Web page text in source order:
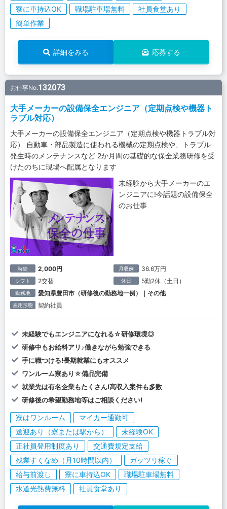
寮に車持込OK
職場駐車場無料
社員食堂あり
簡単作業
詳細をみる 応募する
お仕事No.132073
大手メーカーの設備保全エンジニア（定期点検や機器ト
ラブル対応）
大手メーカーの設備保全エンジニア（定期点検や機器トラブル対
応） 自動車・部品製造に使われる機械の定期点検や、トラブル
発生時のメンテナンスなど 2か月間の基礎的な保全業務研修を受
けたのちに現場へ配属となります
未経験から大手メーカーのエ
ンジニアに!今話題の設備保全
のお仕事
時給 2,000円 月収例 36.6万円
シフト 2交替 休日 5勤2休（土日）
勤務地 愛知県豊田市（研修後の勤務地一例）｜その他
雇用形態 契約社員
未経験でもエンジニアになれる☆研修環境◎
研修中もお給料アリ♪働きながら勉強できる
手に職つける!長期就業にもオススメ
ワンルーム寮あり☆備品完備
就業先は有名企業もたくさん!高収入案件も多数
研修後の希望勤務地等はご相談ください!
寮はワンルーム
マイカー通勤可
送迎あり（寮または駅から）
未経験OK
正社員登用制度あり
交通費規定支給
残業すくなめ（月10時間以内）
ガッツリ稼ぐ
給与前渡し
寮に車持込OK
職場駐車場無料
水道光熱費無料
社員食堂あり